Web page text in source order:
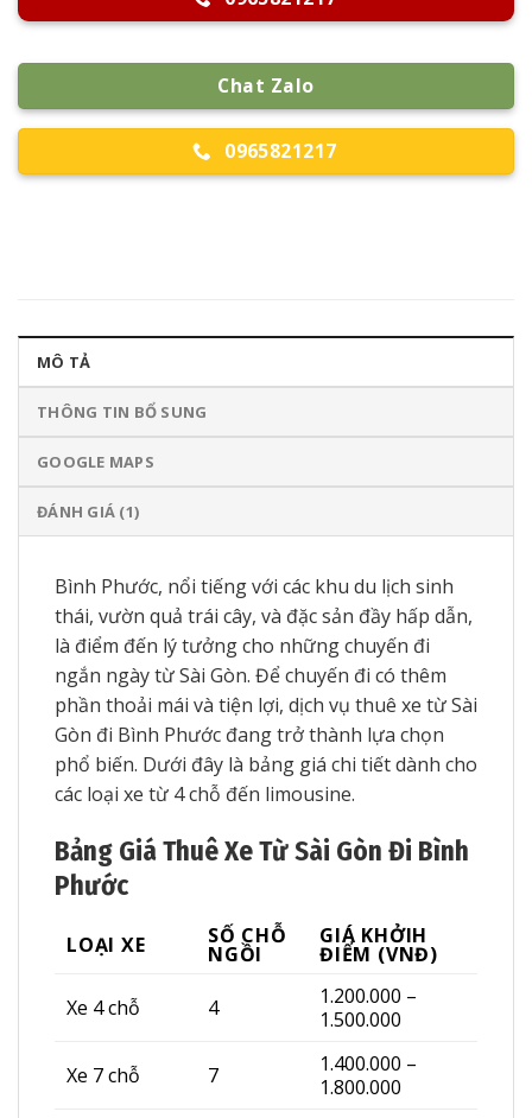
Chat Zalo
0965821217
MÔ TẢ
THÔNG TIN BỔ SUNG
GOOGLE MAPS
ĐÁNH GIÁ (1)
Bình Phước, nổi tiếng với các khu du lịch sinh
thái, vườn quả trái cây, và đặc sản đầy hấp dẫn,
là điểm đến lý tưởng cho những chuyến đi
ngắn ngày từ Sài Gòn. Để chuyến đi có thêm
phần thoải mái và tiện lợi, dịch vụ thuê xe từ Sài
Gòn đi Bình Phước đang trở thành lựa chọn
phổ biến. Dưới đây là bảng giá chi tiết dành cho
các loại xe từ 4 chỗ đến limousine.
Bảng Giá Thuê Xe Từ Sài Gòn Đi Bình
Phước
LOẠI XE SỐ CHỖ
NGỒI
GIÁ KHỞIH
ĐIỂM (VNĐ)
Xe 4 chỗ 4
1.200.000 –
1.500.000
Xe 7 chỗ 7
1.400.000 –
1.800.000